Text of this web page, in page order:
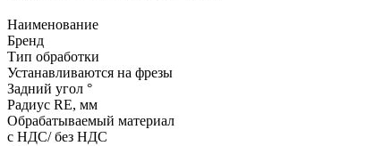
Наименование
Бренд
Тип обработки
Устанавливаются на фрезы
Задний угол °
Радиус RE, мм
Обрабатываемый материал
с НДС/ без НДС